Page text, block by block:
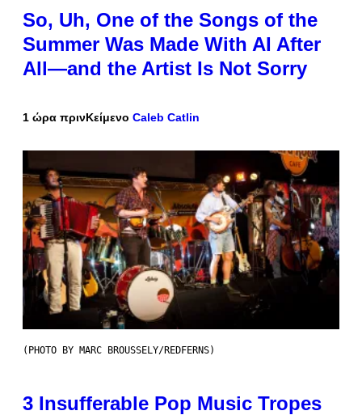
So, Uh, One of the Songs of the
Summer Was Made With AI After
All—and the Artist Is Not Sorry
1 ώρα πρινΚείμενο Caleb Catlin
(PHOTO BY MARC BROUSSELY/REDFERNS)
3 Insufferable Pop Music Tropes